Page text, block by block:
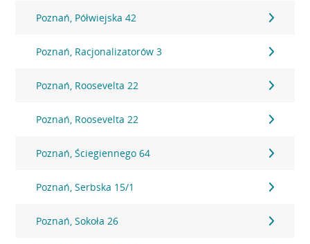
Poznań, Półwiejska 42
Poznań, Racjonalizatorów 3
Poznań, Roosevelta 22
Poznań, Roosevelta 22
Poznań, Ściegiennego 64
Poznań, Serbska 15/1
Poznań, Sokoła 26